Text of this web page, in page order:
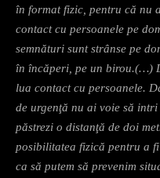
în format fizic, pentru că nu
contact cu persoanele pe
semnături sunt strânse pe
în încăperi, pe un birou.(…)
lua contact cu persoanele.
de urgenţă nu ai voie să
păstrezi o distanţă de doi
posibilitatea fizică pentru a fi
ca să putem să prevenim